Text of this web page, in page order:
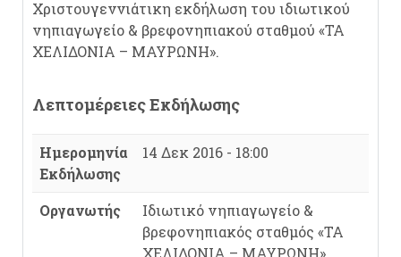
Χριστουγεννιάτικη εκδήλωση του ιδιωτικού
νηπιαγωγείο & βρεφονηπιακού σταθμού «ΤΑ
ΧΕΛΙΔΟΝΙΑ – ΜΑΥΡΩΝΗ».
Λεπτομέρειες Εκδήλωσης
Ημερομηνία
Εκδήλωσης
14 Δεκ 2016 - 18:00
Οργανωτής
Ιδιωτικό νηπιαγωγείο &
βρεφονηπιακός σταθμός «ΤΑ
ΧΕΛΙΔΟΝΙΑ – ΜΑΥΡΩΝΗ»